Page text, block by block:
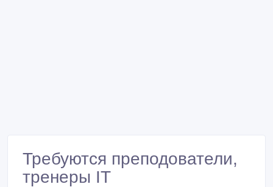
Требуются преподователи,
тренеры IT